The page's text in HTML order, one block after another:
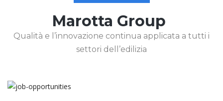
Marotta Group
Qualità e l’innovazione continua applicata a tutti i
settori dell’edilizia